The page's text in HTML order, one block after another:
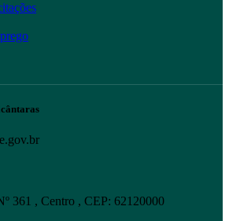
361 , Centro , CEP: 62120000